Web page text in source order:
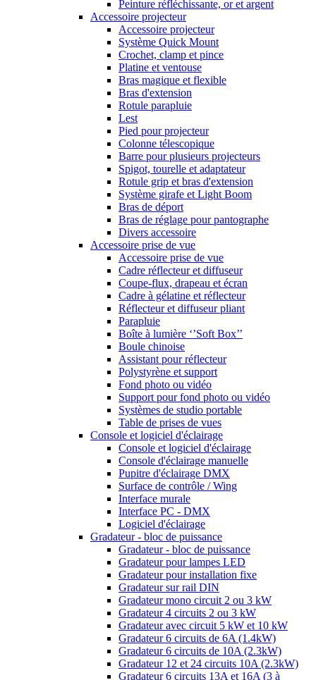
Peinture réfléchissante, or et argent
Accessoire projecteur
Accessoire projecteur
Système Quick Mount
Crochet, clamp et pince
Platine et ventouse
Bras magique et flexible
Bras d'extension
Rotule parapluie
Lest
Pied pour projecteur
Colonne télescopique
Barre pour plusieurs projecteurs
Spigot, tourelle et adaptateur
Rotule grip et bras d'extension
Système girafe et Light Boom
Bras de déport
Bras de réglage pour pantographe
Divers accessoire
Accessoire prise de vue
Accessoire prise de vue
Cadre réflecteur et diffuseur
Coupe-flux, drapeau et écran
Cadre à gélatine et réflecteur
Réflecteur et diffuseur pliant
Parapluie
Boîte à lumière ‘’Soft Box’’
Boule chinoise
Assistant pour réflecteur
Polystyrène et support
Fond photo ou vidéo
Support pour fond photo ou vidéo
Systèmes de studio portable
Table de prises de vues
Console et logiciel d'éclairage
Console et logiciel d'éclairage
Console d'éclairage manuelle
Pupitre d'éclairage DMX
Surface de contrôle / Wing
Interface murale
Interface PC - DMX
Logiciel d'éclairage
Gradateur - bloc de puissance
Gradateur - bloc de puissance
Gradateur pour lampes LED
Gradateur pour installation fixe
Gradateur sur rail DIN
Gradateur mono circuit 2 ou 3 kW
Gradateur 4 circuits 2 ou 3 kW
Gradateur avec circuit 5 kW et 10 kW
Gradateur 6 circuits de 6A (1.4kW)
Gradateur 6 circuits de 10A (2.3kW)
Gradateur 12 et 24 circuits 10A (2.3kW)
Gradateur 6 circuits 13A et 16A (3 à